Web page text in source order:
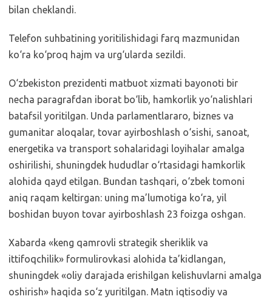
bilan cheklandi.
Telefon suhbatining yoritilishidagi farq mazmunidan
ko‘ra ko‘proq hajm va urg‘ularda sezildi.
O‘zbekiston prezidenti matbuot xizmati bayonoti bir
necha paragrafdan iborat bo‘lib, hamkorlik yo‘nalishlari
batafsil yoritilgan. Unda parlamentlararo, biznes va
gumanitar aloqalar, tovar ayirboshlash o‘sishi, sanoat,
energetika va transport sohalaridagi loyihalar amalga
oshirilishi, shuningdek hududlar o‘rtasidagi hamkorlik
alohida qayd etilgan. Bundan tashqari, o‘zbek tomoni
aniq raqam keltirgan: uning ma’lumotiga ko‘ra, yil
boshidan buyon tovar ayirboshlash 23 foizga oshgan.
Xabarda «keng qamrovli strategik sheriklik va
ittifoqchilik» formulirovkasi alohida ta’kidlangan,
shuningdek «oliy darajada erishilgan kelishuvlarni amalga
oshirish» haqida so‘z yuritilgan. Matn iqtisodiy va